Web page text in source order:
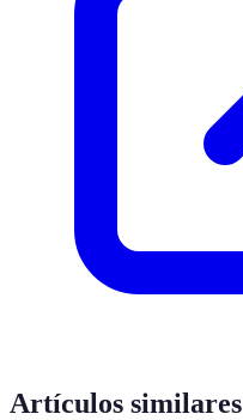
Artículos similares